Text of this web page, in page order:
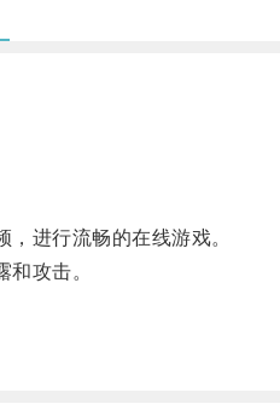
进行流畅的在线游戏。
攻击。